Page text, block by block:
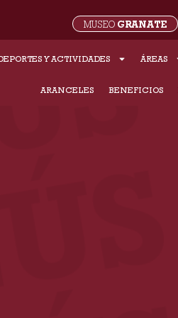
MUSEO GRANATE
Y ACTIVIDADES ÁREAS
ARANCELES BENEFICIOS